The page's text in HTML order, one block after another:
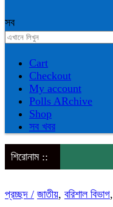
সব
Cart
Checkout
My account
Polls ARchive
Shop
সব খবর
শিরোনাম ::
প্রচ্ছদ / জাতীয়, বরিশাল বিভাগ,